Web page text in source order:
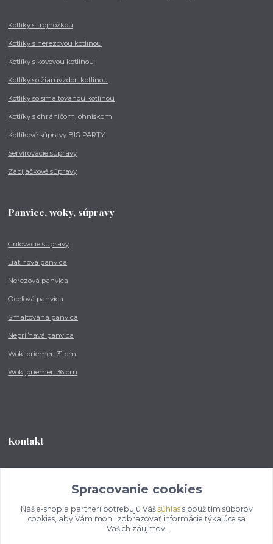
Kotlíky s trojnožkou
Kotlíky s nerezovou kotlinou
Kotlíky s kovovou kotlinou
Kotlíky so žiaruvzdor. kotlinou
Kotlíky so smaltovanou kotlinou
Kotlíky s chráničom, ohniskom
Kotlíkové súpravy BIG PARTY
Servírovacie súpravy
Zabíjačkové súpravy
Panvice, woky, súpravy
Grilovacie súpravy
Liatinová panvica
Nerezová panvica
Oceľová panvica
Smaltovaná panvica
Nepriľnavá panvica
Wok, priemer: 31 cm
Wok, priemer: 36 cm
Kontakt
od 8:00 - do 16:00 hod
info@kotlikovesupravy.sk
Spracovanie cookies
Náš e-shop a partneri potrebujú Váš súhlass použitím súborov
cookies, aby Vám mohli zobrazovať informácie týkajúce sa
Vašich záujmov.